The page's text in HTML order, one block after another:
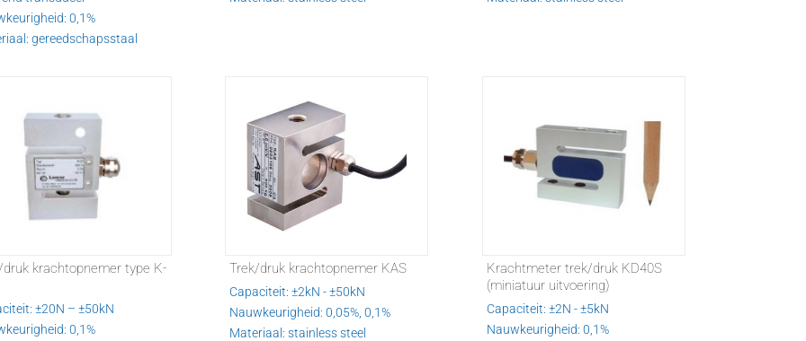
0,1%
gereedschapsstaal
druk krachtopnemer type K-
±20N – ±50kN
0,1%
Trek/druk krachtopnemer KAS
Capaciteit: ±2kN - ±50kN
Nauwkeurigheid: 0,05%, 0,1%
Materiaal: stainless steel
Krachtmeter trek/druk KD40S
(miniatuur uitvoering)
Capaciteit: ±2N - ±5kN
Nauwkeurigheid: 0,1%